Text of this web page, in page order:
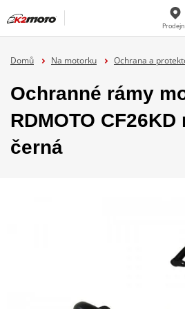
Domů Na motorku Ochrana a
Ochranné rámy
RDMOTO CF26KD
černá